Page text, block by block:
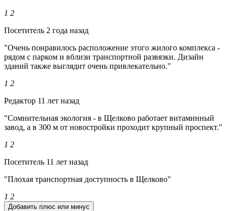
1 2
Посетитель 2 года назад
"Очень понравилось расположение этого жилого комплекса -
рядом с парком и вблизи транспортной развязки. Дизайн
зданий также выглядит очень привлекательно."
1 2
Редактор 11 лет назад
"Сомнительная экология - в Щелково работает витаминный
завод, а в 300 м от новостройки проходит крупный проспект."
1 2
Посетитель 11 лет назад
"Плохая транспортная доступность в Щелково"
1 2
Добавить плюс или минус